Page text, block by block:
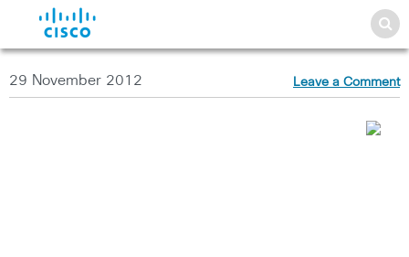
29 November 2012 Leave a Comment